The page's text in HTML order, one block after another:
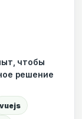
чтобы
решение
vuejs